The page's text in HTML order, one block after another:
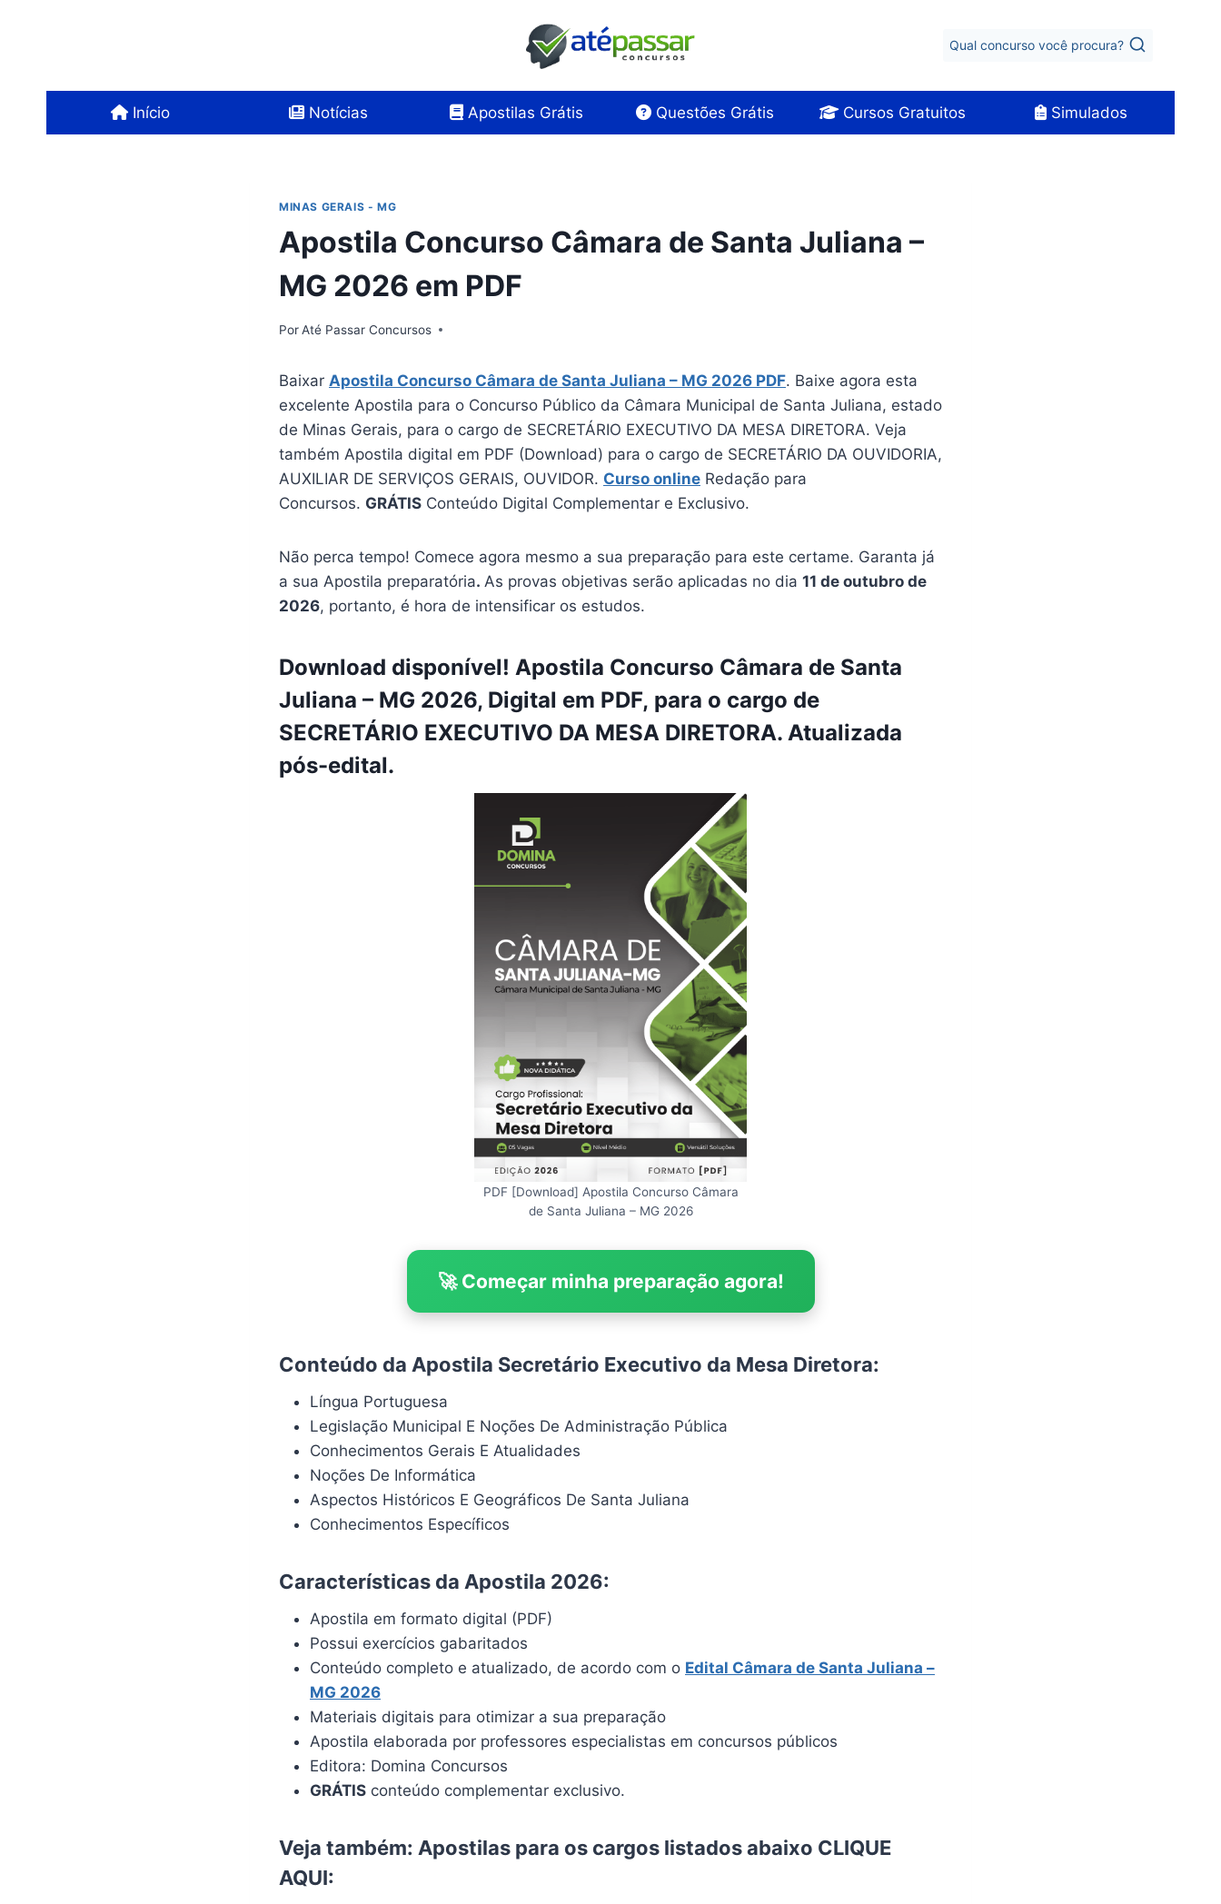
Qual concurso você procura?
Início Notícias Apostilas Grátis Questões Grátis Cursos Gratuitos Simulados
MINAS GERAIS - MG
Apostila Concurso Câmara de Santa Juliana –
MG 2026 em PDF
PorAté Passar Concursos
Baixar Apostila Concurso Câmara de Santa Juliana – MG 2026 PDF. Baixe agora esta
excelente Apostila para o Concurso Público da Câmara Municipal de Santa Juliana, estado
de Minas Gerais, para o cargo de SECRETÁRIO EXECUTIVO DA MESA DIRETORA. Veja
também Apostila digital em PDF (Download) para o cargo de SECRETÁRIO DA OUVIDORIA,
AUXILIAR DE SERVIÇOS GERAIS, OUVIDOR. Curso online Redação para
Concursos. GRÁTIS Conteúdo Digital Complementar e Exclusivo.
Não perca tempo! Comece agora mesmo a sua preparação para este certame. Garanta já
a sua Apostila preparatória. As provas objetivas serão aplicadas no dia 11 de outubro de
2026, portanto, é hora de intensificar os estudos.
Download disponível! Apostila Concurso Câmara de Santa
Juliana – MG 2026, Digital em PDF, para o cargo de
SECRETÁRIO EXECUTIVO DA MESA DIRETORA. Atualizada
pós-edital.
PDF [Download] Apostila Concurso Câmara
de Santa Juliana – MG 2026
🚀 Começar minha preparação agora!
Conteúdo da Apostila Secretário Executivo da Mesa Diretora:
Língua Portuguesa
Legislação Municipal E Noções De Administração Pública
Conhecimentos Gerais E Atualidades
Noções De Informática
Aspectos Históricos E Geográficos De Santa Juliana
Conhecimentos Específicos
Características da Apostila 2026:
Apostila em formato digital (PDF)
Possui exercícios gabaritados
Conteúdo completo e atualizado, de acordo com o Edital Câmara de Santa Juliana –
MG 2026
Materiais digitais para otimizar a sua preparação
Apostila elaborada por professores especialistas em concursos públicos
Editora: Domina Concursos
GRÁTIS conteúdo complementar exclusivo.
Veja também: Apostilas para os cargos listados abaixo CLIQUE
AQUI: